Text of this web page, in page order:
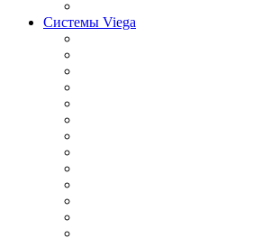
Системы Viega